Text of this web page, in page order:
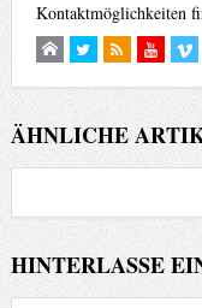
Kontaktmöglichkeiten
ÄHNLICHE
HINTERLASSE